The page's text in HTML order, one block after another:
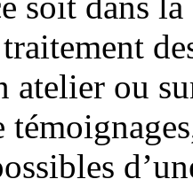
atelier ou